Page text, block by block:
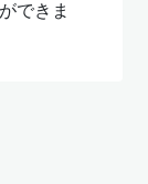
できま